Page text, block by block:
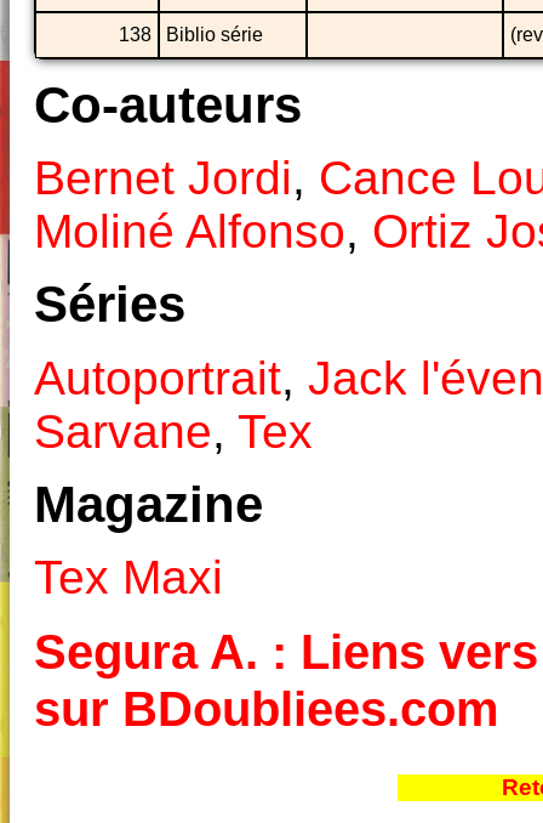
138 Biblio série
Co-auteurs
Bernet Jordi, Cance
Moliné Alfonso, Ortiz
Séries
Autoportrait, Jack
Sarvane, Tex
Magazine
Tex Maxi
Segura A. : Liens
sur BDoubliees.com